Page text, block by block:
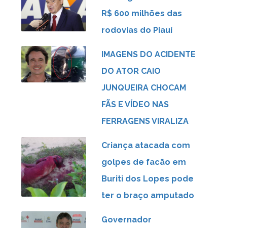
R$ 600 milhões das
rodovias do Piauí
IMAGENS DO ACIDENTE
DO ATOR CAIO
JUNQUEIRA CHOCAM
FÃS E VÍDEO NAS
FERRAGENS VIRALIZA
Criança atacada com
golpes de facão em
Buriti dos Lopes pode
ter o braço amputado
Governador